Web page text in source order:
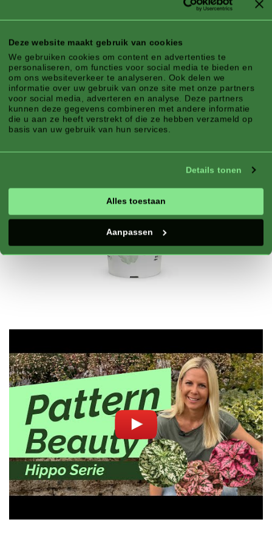
Deze website maakt gebruik van cookies
We gebruiken cookies om content en advertenties te
personaliseren, om functies voor social media te bieden en
om ons websiteverkeer te analyseren. Ook delen we
informatie over uw gebruik van onze site met onze partners
voor social media, adverteren en analyse. Deze partners
kunnen deze gegevens combineren met andere informatie
die u aan ze heeft verstrekt of die ze hebben verzameld op
basis van uw gebruik van hun services.
Details tonen
Alles toestaan
Aanpassen